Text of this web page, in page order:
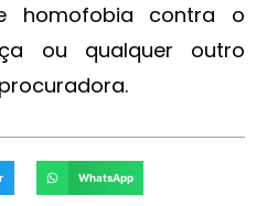
homofobia contra o
ou qualquer outro
WhatsApp